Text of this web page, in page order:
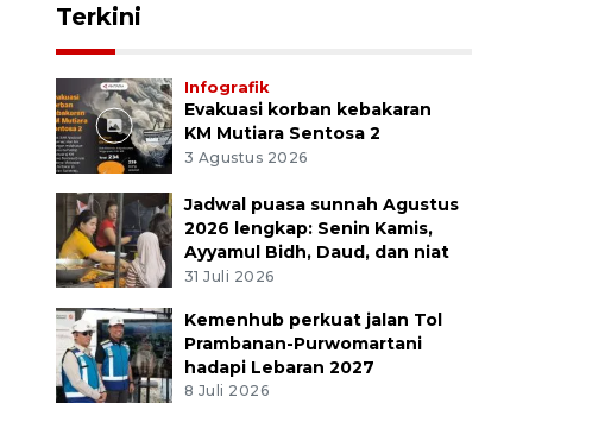
Terkini
Infografik
Evakuasi korban kebakaran
KM Mutiara Sentosa 2
3 Agustus 2026
Jadwal puasa sunnah Agustus
2026 lengkap: Senin Kamis,
Ayyamul Bidh, Daud, dan niat
31 Juli 2026
Kemenhub perkuat jalan Tol
Prambanan-Purwomartani
hadapi Lebaran 2027
8 Juli 2026